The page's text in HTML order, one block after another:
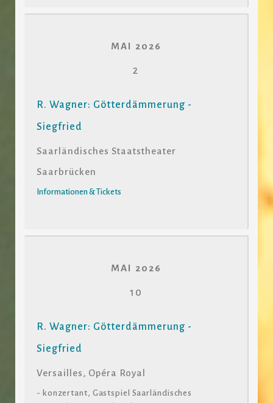
MAI 2026
2
R. Wagner: Götterdämmerung -
Siegfried
Saarländisches Staatstheater
Saarbrücken
Informationen & Tickets
MAI 2026
10
R. Wagner: Götterdämmerung -
Siegfried
Versailles, Opéra Royal
- konzertant, Gastspiel Saarländisches